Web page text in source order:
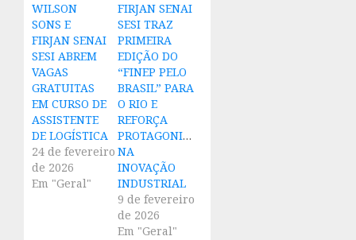
WILSON
SONS E
FIRJAN SENAI
SESI ABREM
VAGAS
GRATUITAS
EM CURSO DE
ASSISTENTE
DE LOGÍSTICA
24 de fevereiro
de 2026
Em "Geral"
FIRJAN SENAI
SESI TRAZ
PRIMEIRA
EDIÇÃO DO
“FINEP PELO
BRASIL” PARA
O RIO E
REFORÇA
PROTAGONISMO
NA
INOVAÇÃO
INDUSTRIAL
9 de fevereiro
de 2026
Em "Geral"